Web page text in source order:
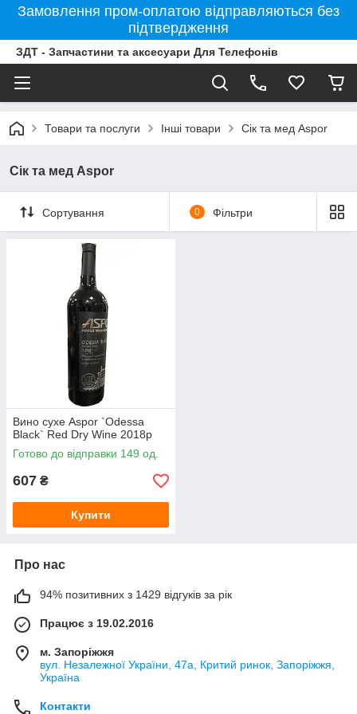
Замовлення пром-оплатою відправляються без
підтвердження
ЗДТ - Запчастини та аксесуари Для Телефонів
Товари та послуги Інші товари Сік та мед Aspor
Сік та мед Aspor
Сортування 0 Фільтри
Вино сухе Aspor `Odessa
Black` Red Dry Wine 2018р
Готово до відправки 149 од.
607 ₴
Купити
Про нас
94% позитивних з 1429 відгуків за рік
Працює з 19.02.2016
м. Запоріжжя
вул. Незалежної України, 47а, Критий ринок, Запоріжжя,
Україна
Контакти